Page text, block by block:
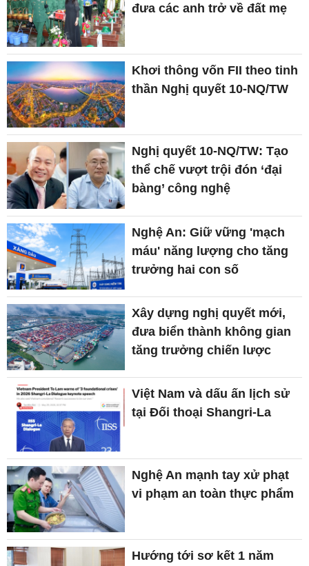
đưa các anh trở về đất mẹ
Khơi thông vốn FII theo tinh
thần Nghị quyết 10-NQ/TW
Nghị quyết 10-NQ/TW: Tạo
thể chế vượt trội đón ‘đại
bàng’ công nghệ
Nghệ An: Giữ vững 'mạch
máu' năng lượng cho tăng
trưởng hai con số
Xây dựng nghị quyết mới,
đưa biển thành không gian
tăng trưởng chiến lược
Việt Nam và dấu ấn lịch sử
tại Đối thoại Shangri-La
Nghệ An mạnh tay xử phạt
vi phạm an toàn thực phẩm
Hướng tới sơ kết 1 năm